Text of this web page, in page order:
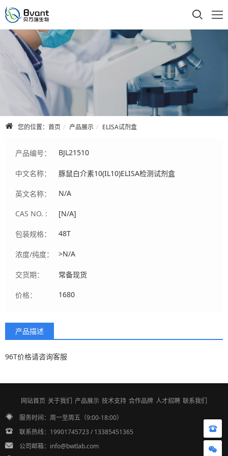
首页
公司介绍
产品展示
技术支持
人才招聘
联系我们
您的位置： 首页 产品展示 ELISA试剂盒
产品编号： BJL21510
中文名称： 豚鼠白介素10(IL10)ELISA检测试剂盒
英文名称： N/A
CAS NO. : [N/A]
包装规格： 48T
浓度/纯度： >N/A
交货期： 常备现货
价格： 1680
产品描述
96T价格请咨询客服
网站首页 关于我们 产品展示 技术支持 合作品牌 人才招聘 联系我们
服务时间：周一至周五（9:00-18:00）
联系热线：19901745723 / 13385451365
公司邮箱：info@bwtlab.com